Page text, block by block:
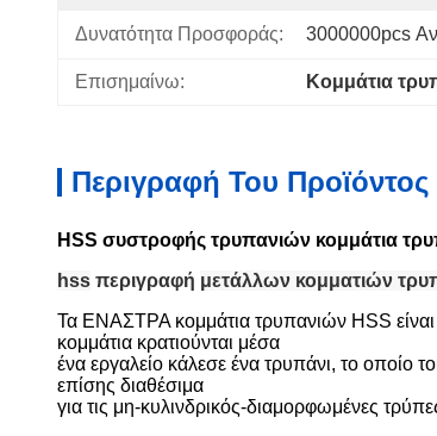
Δυνατότητα Προσφοράς: 3000000pcs
Επισημαίνω: Κομμάτια
Περιγραφή Του Προϊόντος
HSS συστροφής τρυπανιών κομμάτια
hss περιγραφή μετάλλων κομματιών
Τα ΕΝΑΣΤΡΑ κομμάτια τρυπανιών HSS είναι
κομμάτια κρατιούνται μέσα
ένα εργαλείο κάλεσε ένα τρυπάνι, το οποίο
επίσης διαθέσιμα
για τις μη-κυλινδρικός-διαμορφωμένες